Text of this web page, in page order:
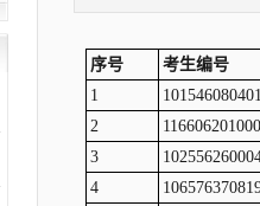
序号
考生编号
1
2
3
4